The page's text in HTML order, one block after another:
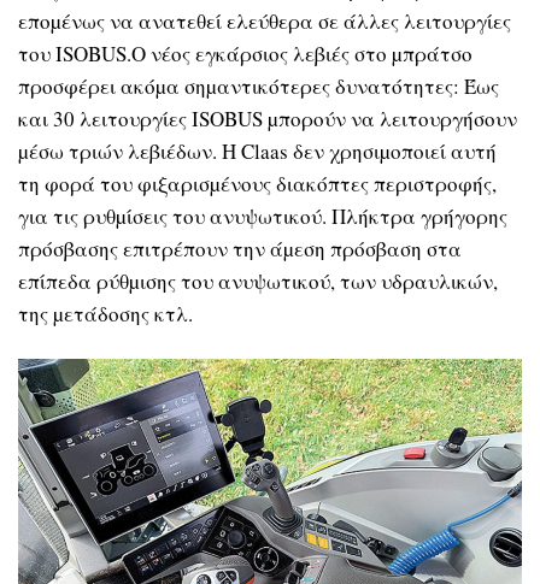
εποµένως να ανατεθεί ελεύθερα σε άλλες λειτουργίες
του ISOBUS.Ο νέος εγκάρσιος λεβιές στο µπράτσο
προσφέρει ακόµα σηµαντικότερες δυνατότητες: Έως
και 30 λειτουργίες ISOBUS µπορούν να λειτουργήσουν
µέσω τριών λεβιέδων. H Claas δεν χρησιµοποιεί αυτή
τη φορά του φιξαρισµένους διακόπτες περιστροφής,
για τις ρυθµίσεις του ανυψωτικού. Πλήκτρα γρήγορης
πρόσβασης επιτρέπουν την άµεση πρόσβαση στα
επίπεδα ρύθµισης του ανυψωτικού, των υδραυλικών,
της µετάδοσης κτλ.